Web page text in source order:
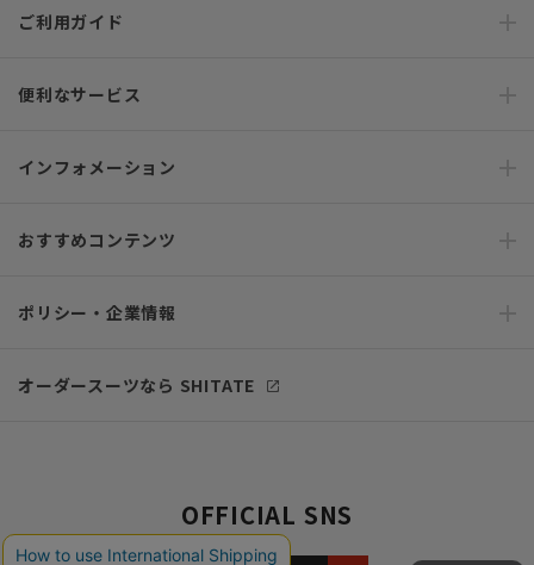
ご利用ガイド
便利なサービス
インフォメーション
おすすめコンテンツ
ポリシー・企業情報
オーダースーツなら SHITATE
OFFICIAL SNS